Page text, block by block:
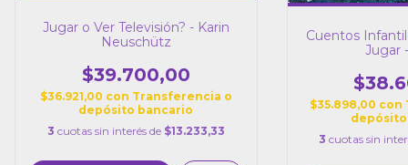
Jugar o Ver Televisión? - Karin
Neuschütz
$39.700,00
$36.921,00 con Transferencia o
depósito bancario
3 cuotas sin interés de $13.233,33
Cuentos
Jugar
$35.898,00 con
3 cuotas sin